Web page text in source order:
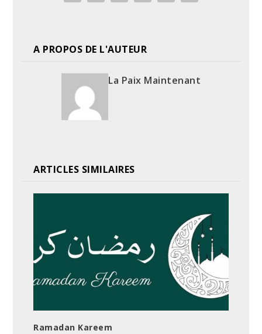
A PROPOS DE L'AUTEUR
La Paix Maintenant
ARTICLES SIMILAIRES
Ramadan Kareem